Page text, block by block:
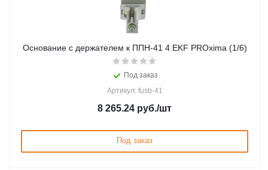
Основание с держателем к ППН-41 4 EKF PROxima (1/6)
Под заказ
Артикул: fusb-41
8 265.24 руб./шт
Под заказ